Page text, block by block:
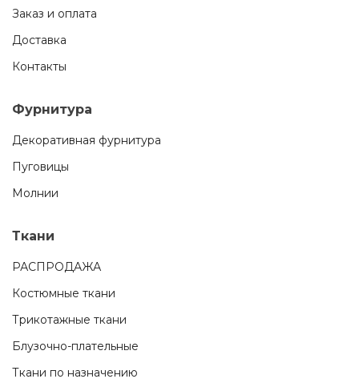
Заказ и оплата
Доставка
Контакты
Фурнитура
Декоративная фурнитура
Пуговицы
Молнии
Ткани
РАСПРОДАЖА
Костюмные ткани
Трикотажные ткани
Блузочно-плательные
Ткани по назначению